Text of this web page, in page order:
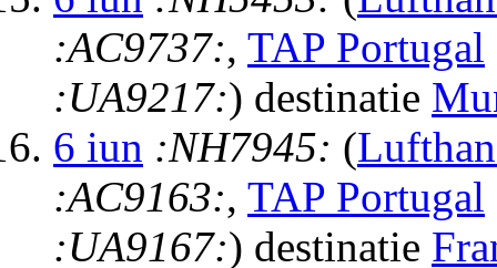
:AC9737:, TAP Portugal
:UA9217:) destinatie
6 iun :NH7945: (
:AC9163:, TAP Portugal
:UA9167:) destinatie